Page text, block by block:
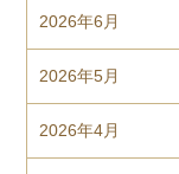
2026年6月
2026年5月
2026年4月